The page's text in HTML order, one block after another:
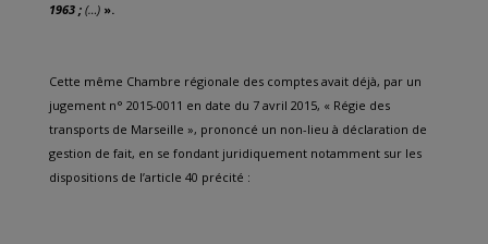
1963 ; (…) ».
Cette même Chambre régionale des comptes avait déjà, par un
jugement n° 2015-0011 en date du 7 avril 2015, « Régie des
transports de Marseille », prononcé un non-lieu à déclaration de
gestion de fait, en se fondant juridiquement notamment sur les
dispositions de l’article 40 précité :